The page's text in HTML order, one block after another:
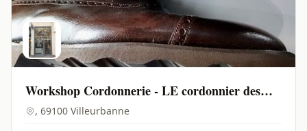
Workshop Cordonnerie - LE cordonnier des
gratte-ciel | Villeurbanne - 69100
, 69100 Villeurbanne